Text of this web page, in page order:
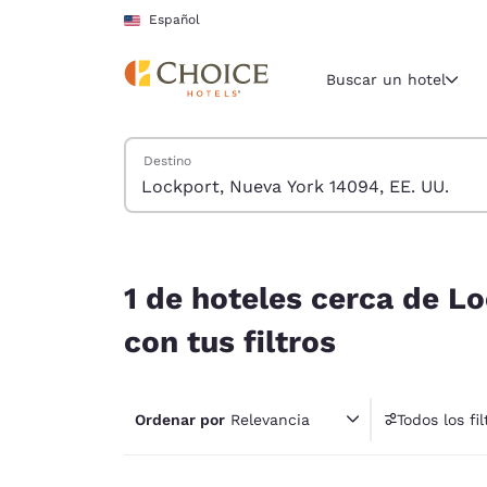
Pasar A Contenido Principal
Español
Región y
Estados
América
América
Buscar un hotel
Buscar hoteles
Destino
1 de hoteles cerca de
con tus filtros
Ordenar por Relevancia Todos los
1